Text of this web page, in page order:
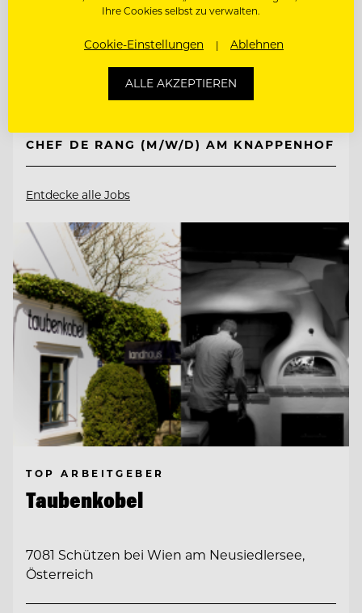
2651 Reichenau a. d. Rax, Österreich
WIRTSHAUSKÜCHE & FINE DINING
CHEF DE RANG (M/W/D) AM KNAPPENHOF
Entdecke alle Jobs
TOP ARBEITGEBER
Taubenkobel
7081 Schützen bei Wien am Neusiedlersee,
Österreich
Ihre Cookies selbst zu verwalten.
Cookie-Einstellungen Ablehnen
ALLE AKZEPTIEREN